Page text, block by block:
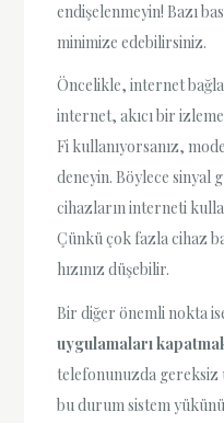
endişelenmeyin! Bazı
minimize edebilirsiniz.
Öncelikle, internet
internet, akıcı bir
Fi kullanıyorsanız,
deneyin. Böylece sinyal
cihazların interneti
Çünkü çok fazla cihaz
hızınız düşebilir.
Bir diğer önemli nokta
uygulamaları
telefonunuzda gereksiz
bu durum sistem